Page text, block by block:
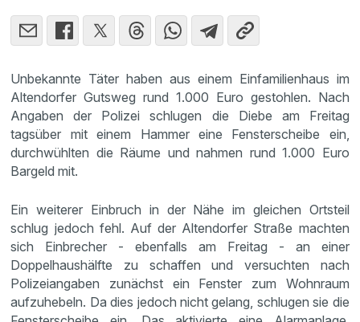
Unbekannte Täter haben aus einem Einfamilienhaus im
Altendorfer Gutsweg rund 1.000 Euro gestohlen. Nach
Angaben der Polizei schlugen die Diebe am Freitag
tagsüber mit einem Hammer eine Fensterscheibe ein,
durchwühlten die Räume und nahmen rund 1.000 Euro
Bargeld mit.
Ein weiterer Einbruch in der Nähe im gleichen Ortsteil
schlug jedoch fehl. Auf der Altendorfer Straße machten
sich Einbrecher - ebenfalls am Freitag - an einer
Doppelhaushälfte zu schaffen und versuchten nach
Polizeiangaben zunächst ein Fenster zum Wohnraum
aufzuhebeln. Da dies jedoch nicht gelang, schlugen sie die